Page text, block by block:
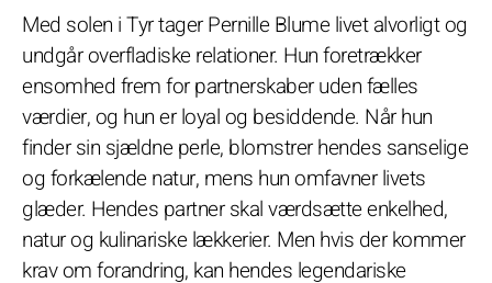
Med solen i Tyr tager Pernille Blume livet alvorligt og
undgår overfladiske relationer. Hun foretrækker
ensomhed frem for partnerskaber uden fælles
værdier, og hun er loyal og besiddende. Når hun
finder sin sjældne perle, blomstrer hendes sanselige
og forkælende natur, mens hun omfavner livets
glæder. Hendes partner skal værdsætte enkelhed,
natur og kulinariske lækkerier. Men hvis der kommer
krav om forandring, kan hendes legendariske